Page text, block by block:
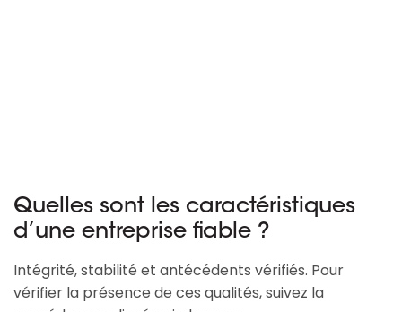
Quelles sont les caractéristiques
d’une entreprise fiable ?
Intégrité, stabilité et antécédents vérifiés. Pour
vérifier la présence de ces qualités, suivez la